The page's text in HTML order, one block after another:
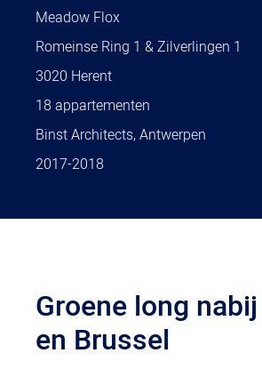
Meadow Flox
Romeinse Ring 1 & Zilverlingen 1
3020 Herent
18 appartementen
Binst Architects, Antwerpen
2017-2018
Groene long
en Brussel